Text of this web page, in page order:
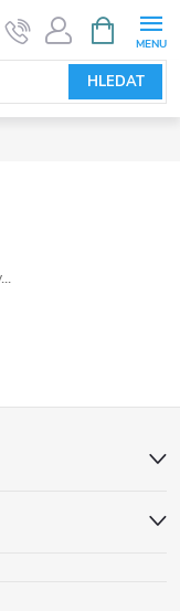
HLEDAT
NÁKUPNÍ
KOŠÍK